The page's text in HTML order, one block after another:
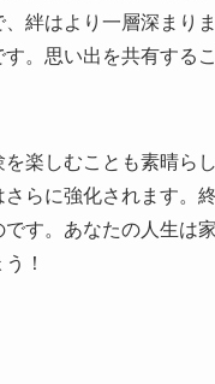
絆はより一層深まり
。思い出を共有する
楽しむことも素晴ら
らに強化されます。
す。あなたの人生は
！